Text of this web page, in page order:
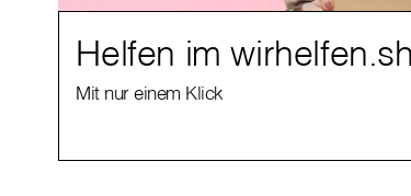
Helfen im
Mit nur einem Klick